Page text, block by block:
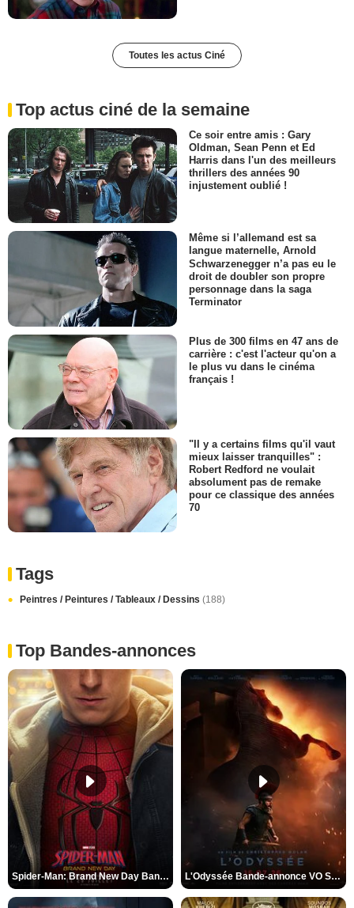
Toutes les actus Ciné
Top actus ciné de la semaine
Ce soir entre amis : Gary
Oldman, Sean Penn et Ed
Harris dans l'un des meilleurs
thrillers des années 90
injustement oublié !
Même si l’allemand est sa
langue maternelle, Arnold
Schwarzenegger n’a pas eu le
droit de doubler son propre
personnage dans la saga
Terminator
Plus de 300 films en 47 ans de
carrière : c'est l'acteur qu'on a
le plus vu dans le cinéma
français !
"Il y a certains films qu'il vaut
mieux laisser tranquilles" :
Robert Redford ne voulait
absolument pas de remake
pour ce classique des années
70
Tags
Peintres / Peintures / Tableaux / Dessins (188)
Top Bandes-annonces
Spider-Man: Brand New Day Bande-annonce VO STFR L'Odyssée Bande-annonce VO STFR